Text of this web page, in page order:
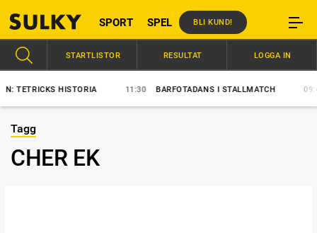
SPORT SPEL BLI KUND!
HISTORIA 11:30 BARFOTADANS I STALLMATCH 09:46
STARTLISTOR RESULTAT LOGGA IN
Tagg
CHER EK